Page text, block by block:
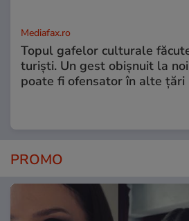
Mediafax.ro
Topul gafelor culturale
turiști. Un gest obișnuit la noi
poate fi ofensator în alte țări
PROMO